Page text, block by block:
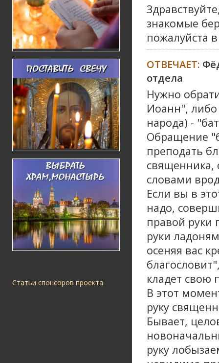
Статьи спонсоров проекта
знакомые
пожалуйста
ОТВЕЧАЕТ:
отдела
Нужно
Иоанн", либо
народа) -
Обращение
преподать
священника,
словами
Если вы в
надо,
правой руки
руки
осеняя вас
кладет свою
В этот
руку
Бывает,
руку